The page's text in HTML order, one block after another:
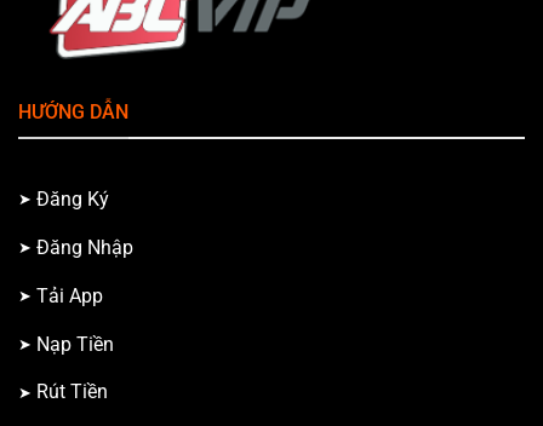
HƯỚNG DẪN
Đăng Ký
Đăng Nhập
Tải App
Nạp Tiền
Rút Tiền